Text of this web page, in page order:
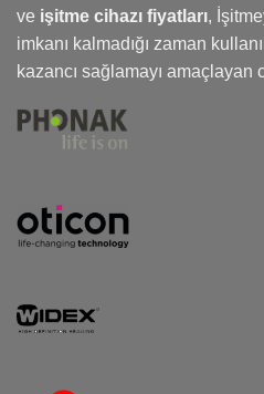
ve işitme cihazı fiyatları,
imkanı kalmadığı zaman
kazancı sağlamayı amaçlayan